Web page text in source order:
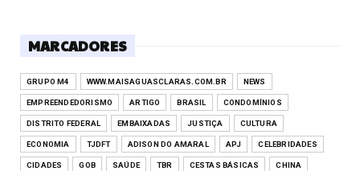
MARCADORES
GRUPO M4 WWW.MAISAGUASCLARAS.COM.BR NEWS
EMPREENDEDORISMO ARTIGO BRASIL CONDOMÍNIOS
DISTRITO FEDERAL EMBAIXADAS JUSTIÇA CULTURA
ECONOMIA TJDFT ADISON DO AMARAL APJ CELEBRIDADES
CIDADES GOB SAÚDE TBR CESTAS BÁSICAS CHINA